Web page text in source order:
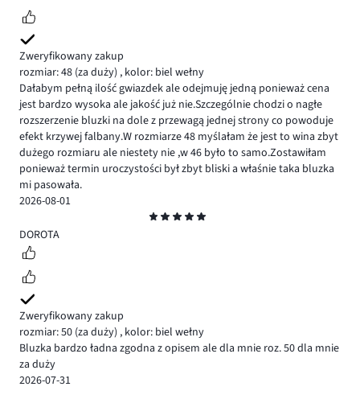
Zweryfikowany zakup
rozmiar: 48 (za duży) , kolor: biel wełny
Dałabym pełną ilość gwiazdek ale odejmuję jedną ponieważ cena
jest bardzo wysoka ale jakość już nie.Szczególnie chodzi o nagłe
rozszerzenie bluzki na dole z przewagą jednej strony co powoduje
efekt krzywej falbany.W rozmiarze 48 myślałam że jest to wina zbyt
dużego rozmiaru ale niestety nie ,w 46 było to samo.Zostawiłam
ponieważ termin uroczystości był zbyt bliski a właśnie taka bluzka
mi pasowała.
2026-08-01
5
DOROTA
Zweryfikowany zakup
rozmiar: 50 (za duży) , kolor: biel wełny
Bluzka bardzo ładna zgodna z opisem ale dla mnie roz. 50 dla mnie
za duży
2026-07-31